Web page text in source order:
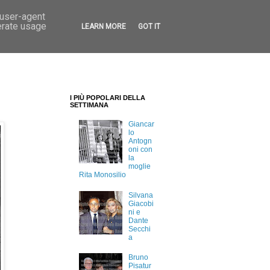
I PIÙ POPOLARI DELLA
SETTIMANA
Giancar
lo
Antogn
oni con
la
moglie
Rita Monosilio
Silvana
Giacobi
ni e
Dante
Secchi
a
Bruno
Pisatur
agent
usage
LEARN MORE GOT IT